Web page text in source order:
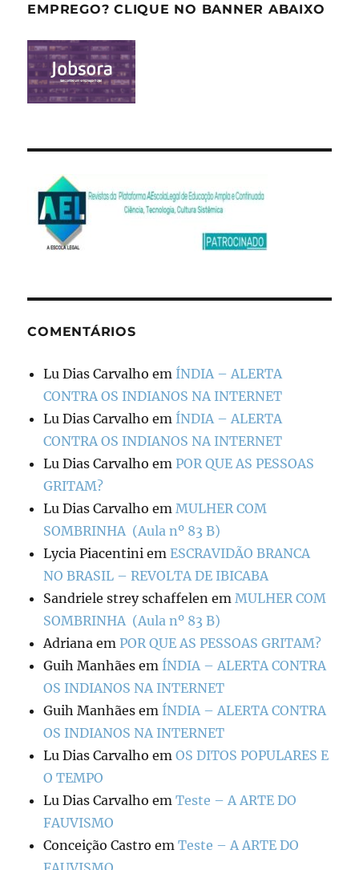
EMPREGO? CLIQUE NO BANNER ABAIXO
COMENTÁRIOS
Lu Dias Carvalho em ÍNDIA – ALERTA
CONTRA OS INDIANOS NA INTERNET
Lu Dias Carvalho em ÍNDIA – ALERTA
CONTRA OS INDIANOS NA INTERNET
Lu Dias Carvalho em POR QUE AS PESSOAS
GRITAM?
Lu Dias Carvalho em MULHER COM
SOMBRINHA (Aula nº 83 B)
Lycia Piacentini emESCRAVIDÃO BRANCA
NO BRASIL – REVOLTA DE IBICABA
Sandriele strey schaffelen em MULHER COM
SOMBRINHA (Aula nº 83 B)
Adriana em POR QUE AS PESSOAS GRITAM?
Guih Manhães em ÍNDIA – ALERTA CONTRA
OS INDIANOS NA INTERNET
Guih Manhães em ÍNDIA – ALERTA CONTRA
OS INDIANOS NA INTERNET
Lu Dias Carvalho emOS DITOS POPULARES E
O TEMPO
Lu Dias Carvalho emTeste – A ARTE DO
FAUVISMO
Conceição Castro emTeste – A ARTE DO